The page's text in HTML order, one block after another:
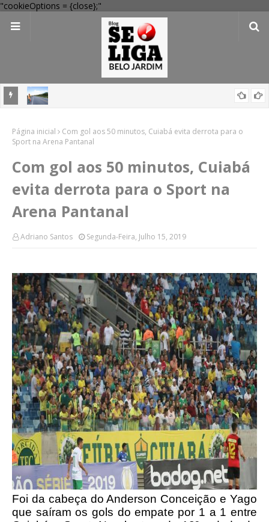
"cookieOptions = {close};"
Jardim com investimento de R$ 236 milhões
Página inicial
Com gol aos 50 minutos, Cuiabá evita derrota para o
Sport na Arena Pantanal
Com gol aos 50 minutos, Cuiabá
evita derrota para o Sport na
Arena Pantanal
Adriano Santos Segunda-Feira, Julho 15, 2019
Foi da cabeça do Anderson Conceição e Yago
que saíram os gols do empate por 1 a 1 entre